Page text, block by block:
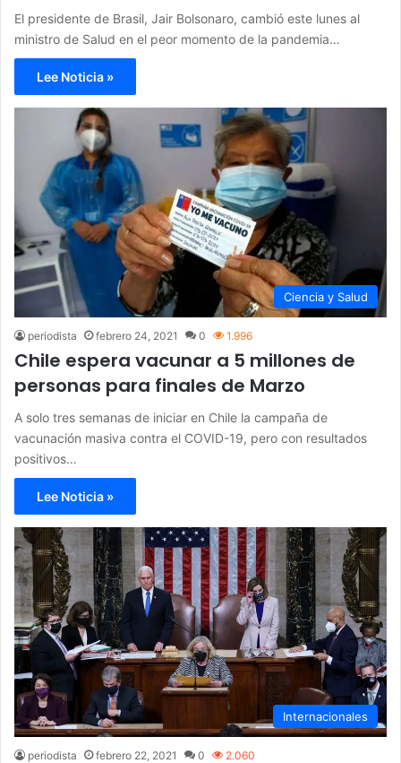
El presidente de Brasil, Jair Bolsonaro, cambió este lunes al
ministro de Salud en el peor momento de la pandemia…
Lee Noticia »
Ciencia y Salud
periodista febrero 24, 2021 0 1.996
Chile espera vacunar a 5 millones de
personas para finales de Marzo
A solo tres semanas de iniciar en Chile la campaña de
vacunación masiva contra el COVID-19, pero con resultados
positivos…
Lee Noticia »
Internacionales
periodista febrero 22, 2021 0 2.060